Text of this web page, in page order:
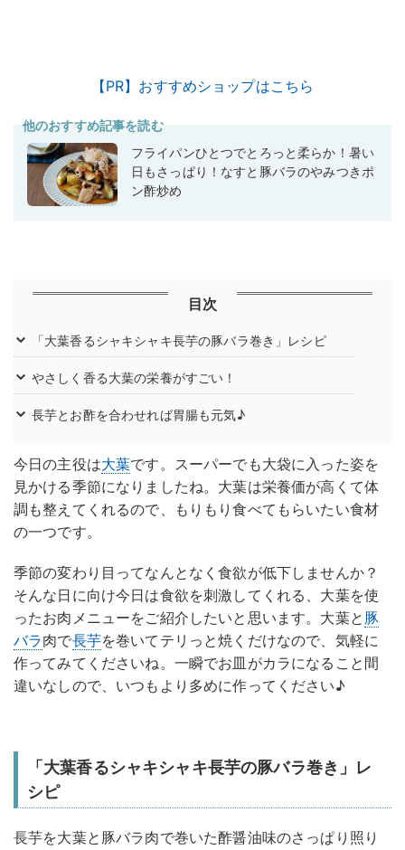
【PR】おすすめショップはこちら
他のおすすめ記事を読む
フライパンひとつでとろっと柔らか！暑い
日もさっぱり！なすと豚バラのやみつきポ
ン酢炒め
目次
「大葉香るシャキシャキ長芋の豚バラ巻き」レシピ
やさしく香る大葉の栄養がすごい！
長芋とお酢を合わせれば胃腸も元気♪
今日の主役は大葉です。スーパーでも大袋に入った姿を
見かける季節になりましたね。大葉は栄養価が高くて体
調も整えてくれるので、もりもり食べてもらいたい食材
の一つです。
季節の変わり目ってなんとなく食欲が低下しませんか？
そんな日に向け今日は食欲を刺激してくれる、大葉を使
ったお肉メニューをご紹介したいと思います。大葉と 豚
バラ肉で長芋を巻いてテリっと焼くだけなので、気軽に
作ってみてくださいね。一瞬でお皿がカラになること間
違いなしので、いつもより多めに作ってください♪
「大葉香るシャキシャキ長芋の豚バラ巻き」レ
シピ
長芋を大葉と豚バラ肉で巻いた酢醤油味のさっぱり照り